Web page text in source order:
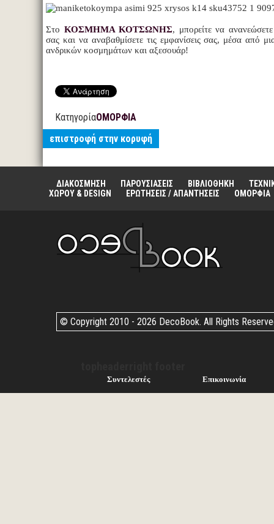
Στο ΚΟΣΜΗΜΑ ΚΟΤΣΩΝΗΣ, μπορείτε να
σας και να αναβαθμίσετε τις εμφανίσεις σας, μέσα από
ανδρικών κοσμημάτων και αξεσουάρ!
ΚατηγορίαΟΜΟΡΦΙΑ
επιστροφή στην κορυφή
ΔΙΑΚΟΣΜΗΣΗ ΠΑΡΟΥΣΙΑΣΕΙΣ ΒΙΒΛΙΟΘΗΚΗ
ΧΩΡΟΥ & DESIGN
ΕΡΩΤΗΣΕΙΣ / ΑΠΑΝΤΗΣΕΙΣ ΟΜΟΡΦΙΑ
© Copyright 2010 - 2026 DecoBook. All Rights
Συντελεστές Επικοινωνία